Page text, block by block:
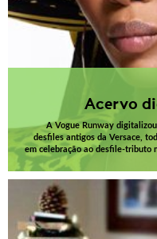
Acervo
A Vogue Runway
desfiles antigos da Versace,
em celebração ao desfile-tributo